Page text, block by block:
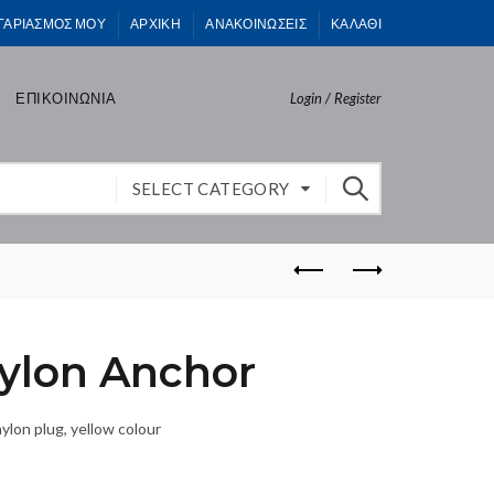
ΜΟΥ ΑΡΧΙΚΗ ΑΝΑΚΟΙΝΩΣΕΙΣ ΚΑΛΑΘΙ
ΕΠΙΚΟΙΝΩΝΙΑ Login / Register
SELECT CATEGORY
Anchor
plug, yellow colour